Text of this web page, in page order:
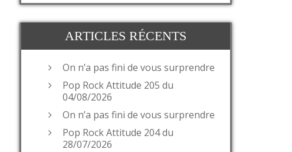
ARTICLES RÉCENTS
On n’a pas fini de vous surprendre
Pop Rock Attitude 205 du
04/08/2026
On n’a pas fini de vous surprendre
Pop Rock Attitude 204 du
28/07/2026